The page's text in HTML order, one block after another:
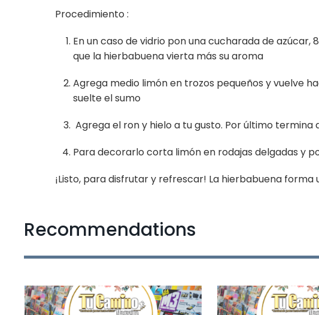
Procedimiento :
En un caso de vidrio pon una cucharada de
que la hierbabuena vierta más su aroma
Agrega medio limón en trozos pequeños y vuelve
suelte el sumo
Agrega el ron y hielo a tu gusto. Por último termina
Para decorarlo corta limón en rodajas delgadas y
¡Listo, para disfrutar y refrescar! La hierbabuena
Recommendations